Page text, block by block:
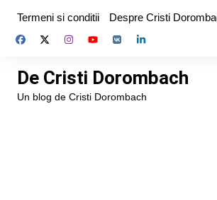
content
Termeni si conditii Despre Cristi
De Cristi Dorombach
Un blog de Cristi Dorombach